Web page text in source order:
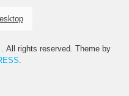
. All rights reserved. Theme by